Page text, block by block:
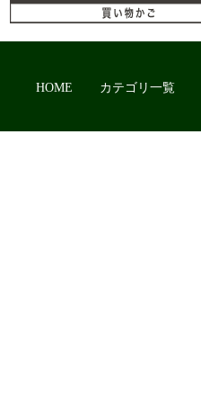
HOME カテゴリ一覧